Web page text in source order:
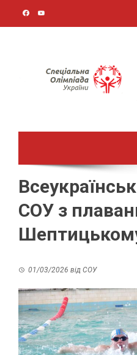
СОУ з
01/03/2026 від СОУ